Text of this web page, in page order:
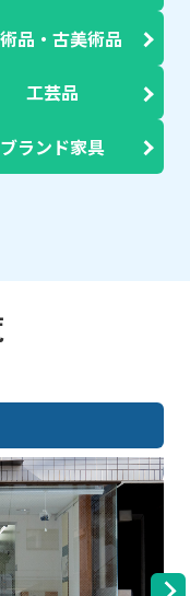
品・古美術品
工芸品
ブランド家具